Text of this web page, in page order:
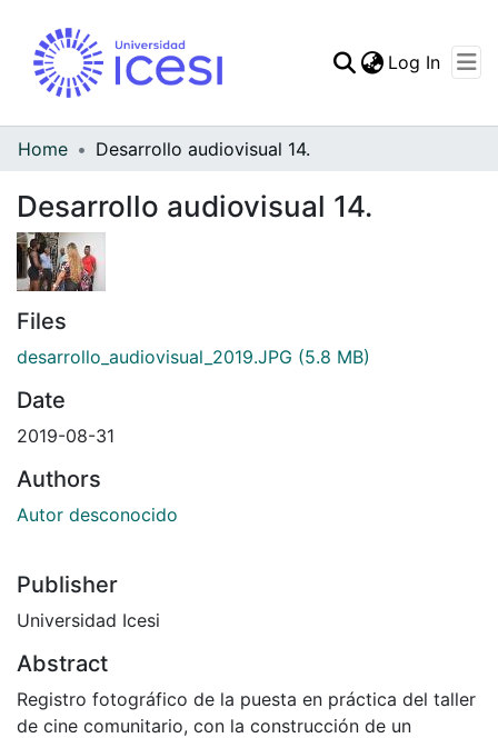
Log In
Home Desarrollo audiovisual 14.
Desarrollo audiovisual 14.
Files
desarrollo_audiovisual_2019.JPG (5.8 MB)
Date
2019-08-31
Authors
Autor desconocido
Publisher
Universidad Icesi
Abstract
Registro fotográfico de la puesta en práctica del taller
de cine comunitario, con la construcción de un